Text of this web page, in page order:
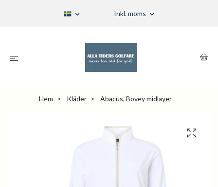
Inkl. moms
Hem Kläder Abacus, Bovey midlayer